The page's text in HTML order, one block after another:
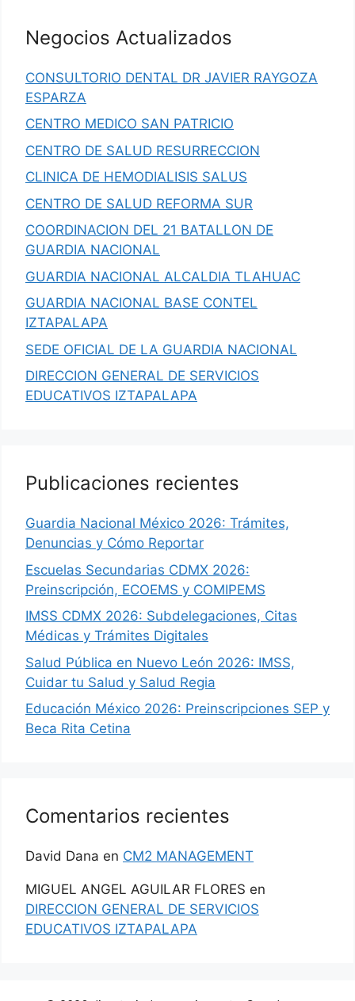
Negocios Actualizados
CONSULTORIO DENTAL DR JAVIER RAYGOZA
ESPARZA
CENTRO MEDICO SAN PATRICIO
CENTRO DE SALUD RESURRECCION
CLINICA DE HEMODIALISIS SALUS
CENTRO DE SALUD REFORMA SUR
COORDINACION DEL 21 BATALLON DE
GUARDIA NACIONAL
GUARDIA NACIONAL ALCALDIA TLAHUAC
GUARDIA NACIONAL BASE CONTEL
IZTAPALAPA
SEDE OFICIAL DE LA GUARDIA NACIONAL
DIRECCION GENERAL DE SERVICIOS
EDUCATIVOS IZTAPALAPA
Publicaciones recientes
Guardia Nacional México 2026: Trámites,
Denuncias y Cómo Reportar
Escuelas Secundarias CDMX 2026:
Preinscripción, ECOEMS y COMIPEMS
IMSS CDMX 2026: Subdelegaciones, Citas
Médicas y Trámites Digitales
Salud Pública en Nuevo León 2026: IMSS,
Cuidar tu Salud y Salud Regia
Educación México 2026: Preinscripciones SEP y
Beca Rita Cetina
Comentarios recientes
David Dana en CM2 MANAGEMENT
MIGUEL ANGEL AGUILAR FLORES en
DIRECCION GENERAL DE SERVICIOS
EDUCATIVOS IZTAPALAPA